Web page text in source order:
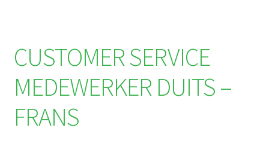
CUSTOMER SERVICE
MEDEWERKER DUITS –
FRANS